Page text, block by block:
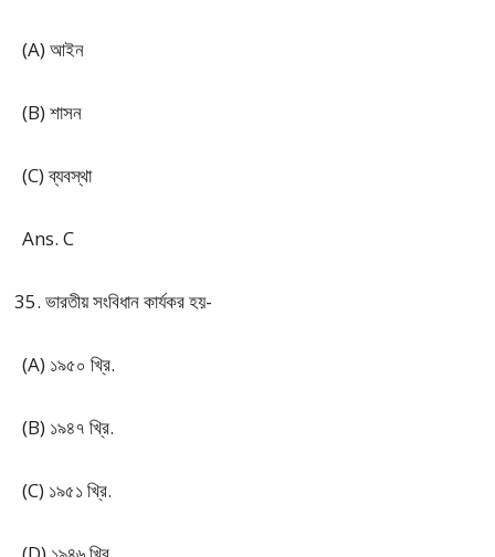
(A) আইন
(B) শাসন
(C) ব্যবস্থা
Ans. C
ভারতীয় সংবিধান কার্যকর হয়-
(A) ১৯৫০ খ্রি.
(B) ১৯৪৭ খ্রি.
(C) ১৯৫১ খ্রি.